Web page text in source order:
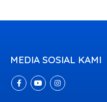
Alamat: Sampoerna
Floor, Jl Jend. Sudirman
Kec. Setiabudi, Jakarta